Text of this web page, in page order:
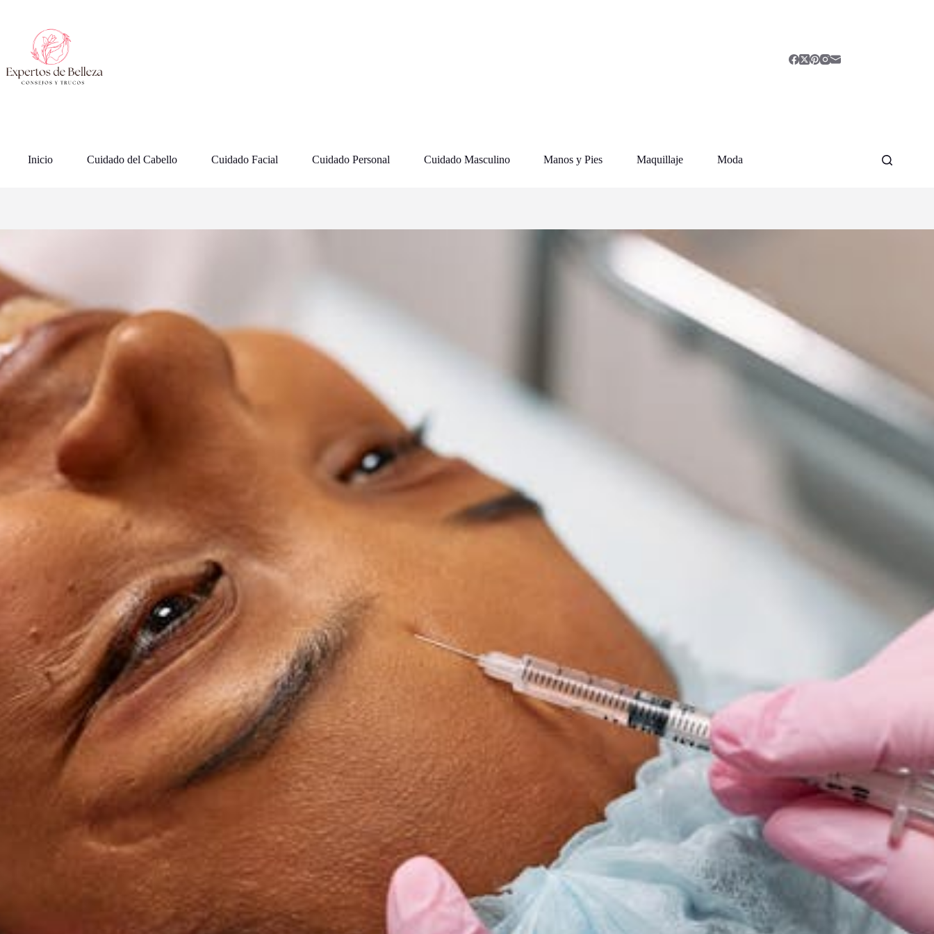
contenido
Inicio Cuidado del Cabello Cuidado Facial Cuidado Personal Cuidado Masculino Manos y Pies Maquillaje Moda